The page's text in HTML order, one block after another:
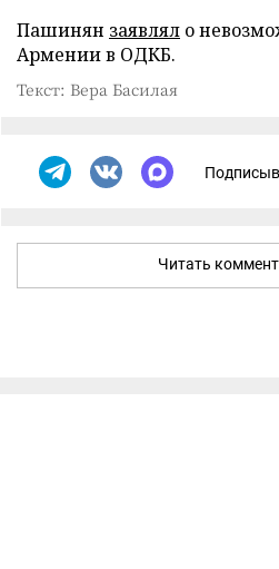
Пашинян заявлял о
Армении в ОДКБ.
Текст: Вера Басилая
Читать